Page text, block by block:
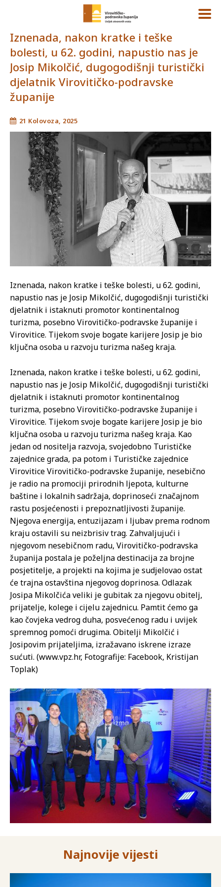
Iznenada, nakon kratke i teške
bolesti, u 62. godini, napustio nas je
Josip Mikolčić, dugogodišnji turistički
djelatnik Virovitičko-podravske
županije
21 Kolovoza, 2025
Iznenada, nakon kratke i teške bolesti, u 62. godini,
napustio nas je Josip Mikolčić, dugogodišnji turistički
djelatnik i istaknuti promotor kontinentalnog
turizma, posebno Virovitičko-podravske županije i
Virovitice. Tijekom svoje bogate karijere Josip je bio
ključna osoba u razvoju turizma našeg kraja.
Iznenada, nakon kratke i teške bolesti, u 62. godini,
napustio nas je Josip Mikolčić, dugogodišnji turistički
djelatnik i istaknuti promotor kontinentalnog
turizma, posebno Virovitičko-podravske županije i
Virovitice. Tijekom svoje bogate karijere Josip je bio
ključna osoba u razvoju turizma našeg kraja. Kao
jedan od nositelja razvoja, svojedobno Turističke
zajednice grada, pa potom i Turističke zajednice
Virovitice Virovitičko-podravske županije, nesebično
je radio na promociji prirodnih ljepota, kulturne
baštine i lokalnih sadržaja, doprinoseći značajnom
rastu posjećenosti i prepoznatljivosti županije.
Njegova energija, entuzijazam i ljubav prema rodnom
kraju ostavili su neizbrisiv trag. Zahvaljujući i
njegovom nesebičnom radu, Virovitičko-podravska
županija postala je poželjna destinacija za brojne
posjetitelje, a projekti na kojima je sudjelovao ostat
će trajna ostavština njegovog doprinosa. Odlazak
Josipa Mikolčića veliki je gubitak za njegovu obitelj,
prijatelje, kolege i cijelu zajednicu. Pamtit ćemo ga
kao čovjeka vedrog duha, posvećenog radu i uvijek
spremnog pomoći drugima. Obitelji Mikolčić i
Josipovim prijateljima, izražavano iskrene izraze
sućuti. (www.vpz.hr, Fotografije: Facebook, Kristijan
Toplak)
Najnovije vijesti